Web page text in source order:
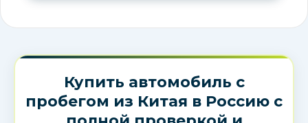
Купить автомобиль с
пробегом из Китая в Россию с